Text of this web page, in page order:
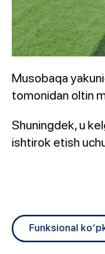
Musobaqa
tomonidan oltin
Shuningdek, u
ishtirok etish
Funksional